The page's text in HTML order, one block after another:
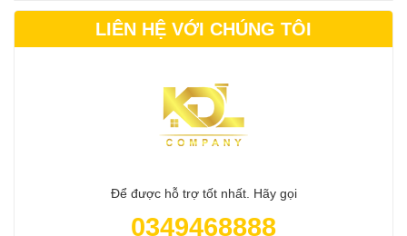
LIÊN HỆ VỚI CHÚNG TÔI
Để được hỗ trợ tốt nhất. Hãy gọi
0349468888